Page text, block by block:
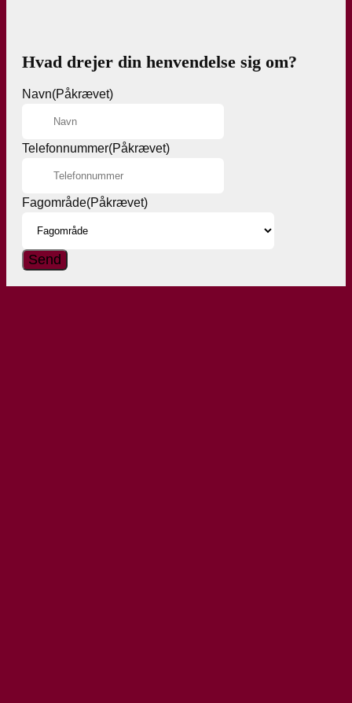
Hvad drejer din henvendelse sig om?
Navn(Påkrævet)
Telefonnummer(Påkrævet)
Fagområde(Påkrævet)